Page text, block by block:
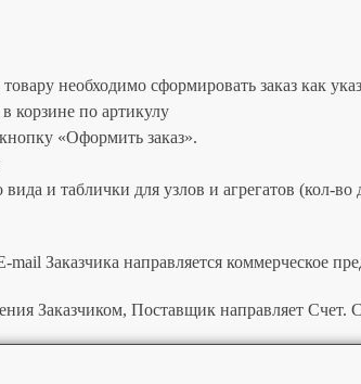
необходимо сформировать заказ как
корзине по артикулу
«Оформить заказ».
и таблички для узлов и агрегатов (кол-во
Заказчика направляется коммерческое
Заказчиком, Поставщик направляет Счет.